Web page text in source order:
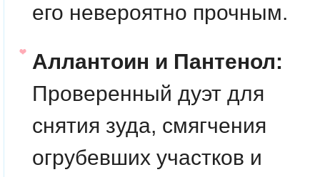
его невероятно прочным.
Аллантоин и Пантенол:
Проверенный дуэт для
снятия зуда, смягчения
огрубевших участков и